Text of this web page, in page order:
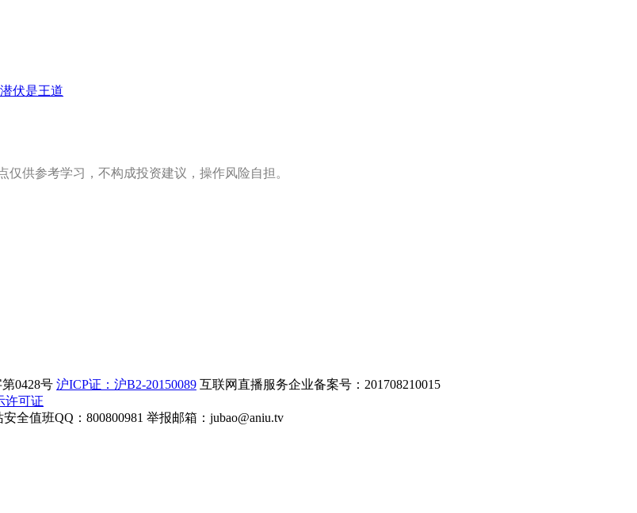
伏是王道
仅供参考学习，不构成投资建议，操作风险自担。
0428号 沪ICP证：沪B2-20150089 互联网直播服务企业备案号：201708210015
许可证
安全值班QQ：800800981 举报邮箱： jubao@aniu.tv